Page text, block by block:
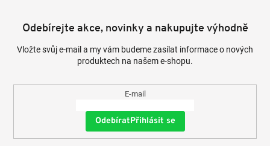
Odebírejte akce, novinky a nakupujte výhodně
Vložte svůj e-mail a my vám budeme zasílat informace o nových
produktech na našem e-shopu.
E-mail
Přihlásit se